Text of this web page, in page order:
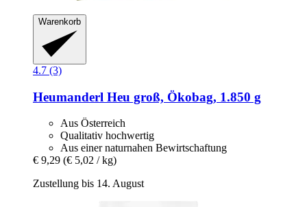
Warenkorb
4.7 (3)
Heumanderl Heu groß, Ökobag, 1.850 g
Aus Österreich
Qualitativ hochwertig
Aus einer naturnahen Bewirtschaftung
€ 9,29 (€ 5,02 / kg)
Zustellung bis 14. August